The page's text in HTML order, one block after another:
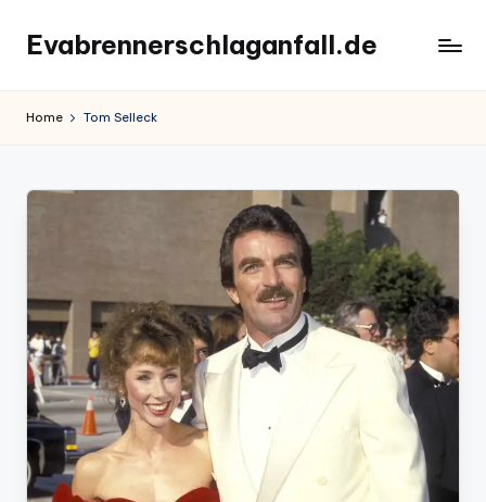
content
Evabrennerschlaganfall.de
Home Tom Selleck